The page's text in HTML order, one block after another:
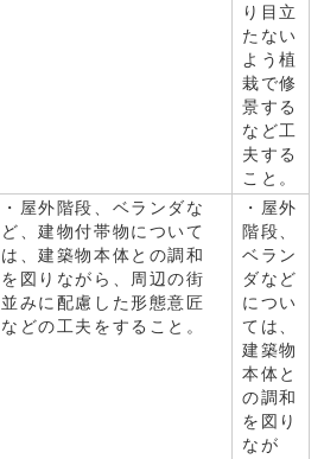
り目立
たない
よう植
栽で修
景する
など工
夫する
こと。
・屋外階段、ベランダな
ど、建物付帯物について
は、建築物本体との調和
を図りながら、周辺の街
並みに配慮した形態意匠
などの工夫をすること。
・屋外
階段、
ベラン
ダなど
につい
ては、
建築物
本体と
の調和
を図り
なが